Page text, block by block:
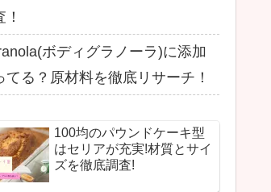
ボディグラノーラ)に添加
てる？原材料を徹底リサーチ！
100均のパウンドケーキ型
はセリアが充実!材質とサイ
ズを徹底調査!